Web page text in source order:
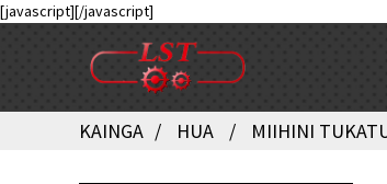
[javascript][/javascript]
KAINGA HUA MIIHINI